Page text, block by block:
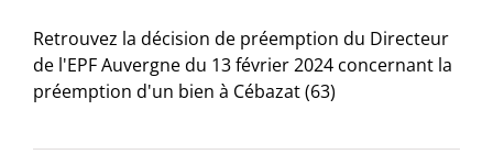
Retrouvez la décision de préemption du Directeur
de l'EPF Auvergne du 13 février 2024 concernant la
préemption d'un bien à Cébazat (63)